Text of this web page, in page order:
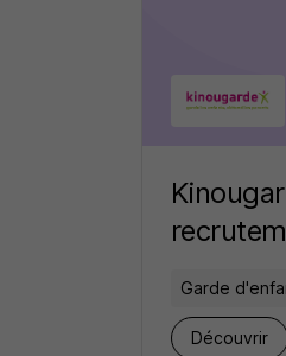
Garde
Découvrir